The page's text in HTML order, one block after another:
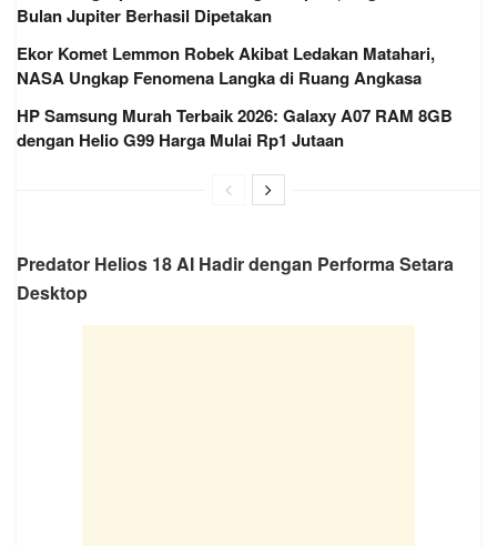
Bulan Jupiter Berhasil Dipetakan
Ekor Komet Lemmon Robek Akibat Ledakan Matahari,
NASA Ungkap Fenomena Langka di Ruang Angkasa
HP Samsung Murah Terbaik 2026: Galaxy A07 RAM 8GB
dengan Helio G99 Harga Mulai Rp1 Jutaan
Predator Helios 18 AI Hadir dengan Performa Setara
Desktop